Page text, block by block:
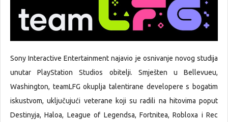
Sony Interactive Entertainment najavio je osnivanje novog studija
unutar PlayStation Studios obitelji. Smješten u Bellevueu,
Washington, teamLFG okuplja talentirane developere s bogatim
iskustvom, uključujući veterane koji su radili na hitovima poput
Destinyja, Haloa, League of Legendsa, Fortnitea, Robloxa i Rec